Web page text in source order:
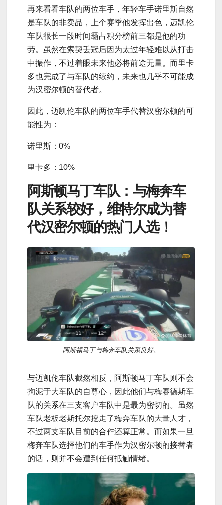
再来看看车队的两位车手，年轻车手诺里斯自然
是车队的非卖品，上个赛季他发挥出色，迈凯伦
车队很长一段时间霸占积分榜前三都是他的功
劳。虽然在索契丢冠后因为太过年轻难以从打击
中振作，不过着眼未来他必将前途无量。而里卡
多也完成了与车队的续约，未来也几乎不可能成
为汉密尔顿的替代者。
因此，迈凯伦车队的两位车手代替汉密尔顿的可
能性为：
诺里斯：0%
里卡多：10%
阿斯顿马丁车队：与梅奔车
队关系较好，维特尔成为替
代汉密尔顿的热门人选！
阿斯顿马丁与梅奔车队关系良好。
与迈凯伦车队截然相反，阿斯顿马丁车队则不会
拘泥于大车队的自尊心，因此他们与梅赛德斯车
队的关系在三支客户车队中是最为密切的。虽然
车队老板老斯托尔挖走了梅奔车队的大量人才，
不过两支车队目前的合作还算正常。而如果一旦
梅奔车队选择他们的车手作为汉密尔顿的接替者
的话，则并不会遭到任何抵触情绪。